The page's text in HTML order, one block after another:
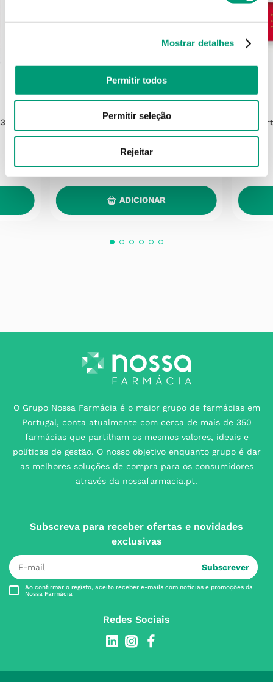
Mostrar detalhes
Permitir todos
Permitir seleção
Rejeitar
100
MINAMI
Minami Morepa Original Cáps 30
35,74 €
ADICIONAR
O Grupo Nossa Farmácia é o maior grupo de farmácias em
Portugal, conta atualmente com cerca de mais de 350
farmácias que partilham os mesmos valores, ideais e
políticas de gestão. O nosso objetivo enquanto grupo é dar
as melhores soluções de compra para os consumidores
através da nossafarmacia.pt.
Subscreva para receber ofertas e novidades
exclusivas
Subscrever
Ao confirmar o registo, aceito receber e-mails com notícias e promoções da
Nossa Farmácia
Redes Sociais